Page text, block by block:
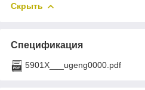
Скрыть
Спецификация
5901X___ugeng0000.pdf